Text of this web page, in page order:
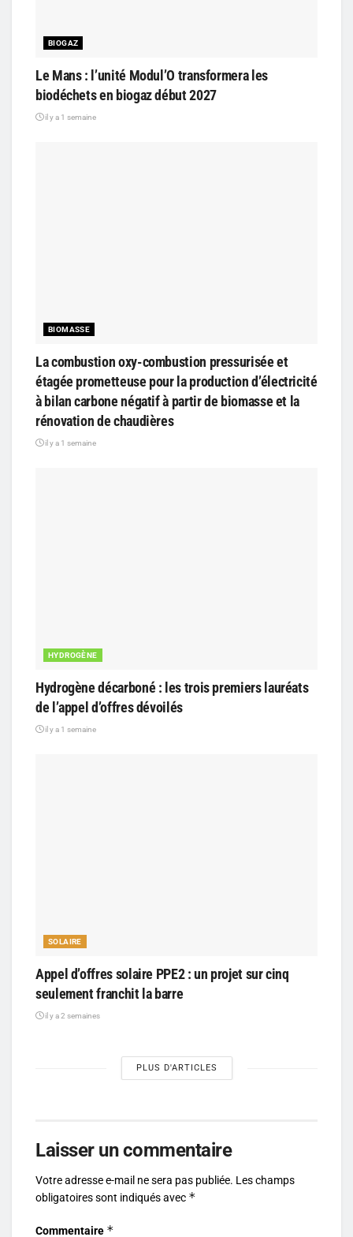
BIOGAZ
Le Mans : l’unité Modul’O transformera les
biodéchets en biogaz début 2027
il y a 1 semaine
BIOMASSE
La combustion oxy-combustion pressurisée et
étagée prometteuse pour la production d’électricité
à bilan carbone négatif à partir de biomasse et la
rénovation de chaudières
il y a 1 semaine
HYDROGÈNE
Hydrogène décarboné : les trois premiers lauréats
de l’appel d’offres dévoilés
il y a 1 semaine
SOLAIRE
Appel d’offres solaire PPE2 : un projet sur cinq
seulement franchit la barre
il y a 2 semaines
PLUS D'ARTICLES
Laisser un commentaire
Votre adresse e-mail ne sera pas publiée. Les champs
obligatoires sont indiqués avec *
Commentaire *